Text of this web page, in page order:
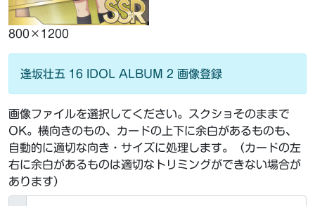
800×1200
逢坂壮五 16 IDOL ALBUM 2 画像登録
画像ファイルを選択してください。スクショそのままで
OK。横向きのもの、カードの上下に余白があるものも、
自動的に適切な向き・サイズに処理します。（カードの左
右に余白があるものは適切なトリミングができない場合が
あります）